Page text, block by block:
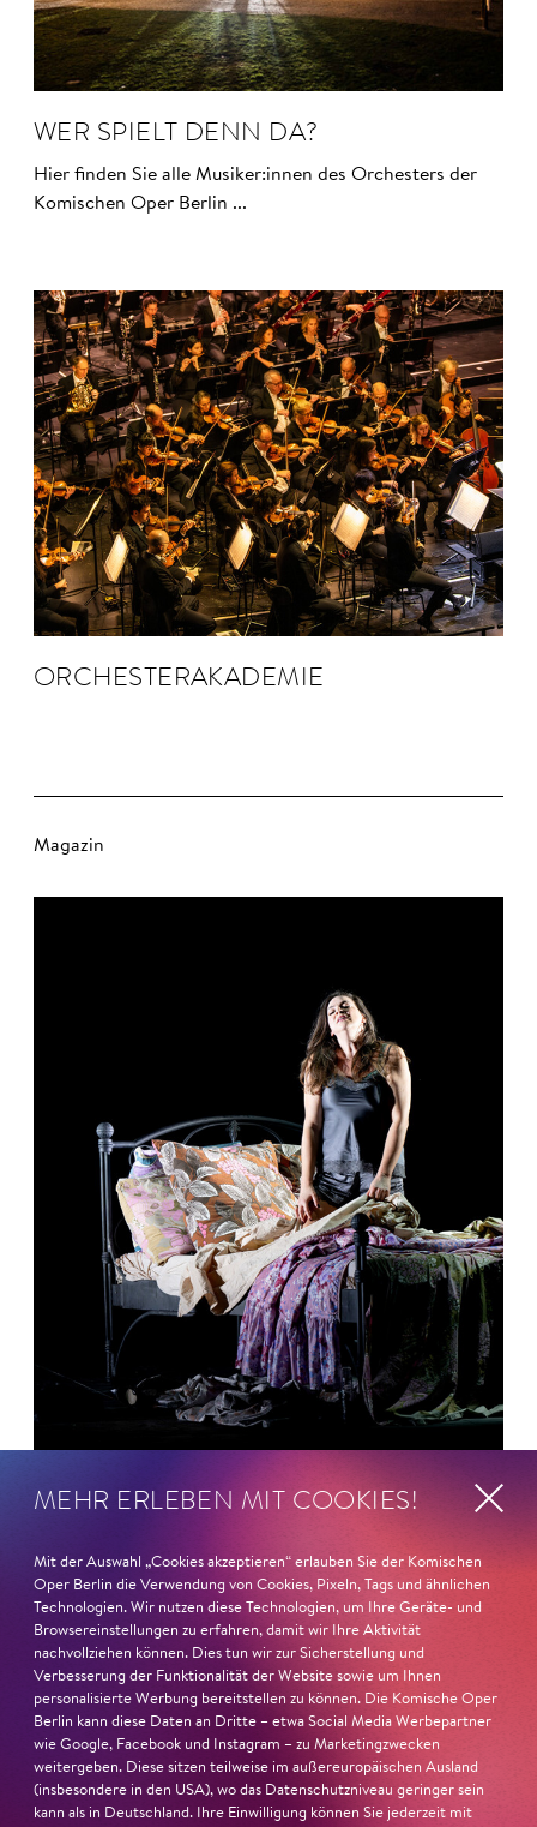
WER SPIELT DENN DA?
Hier finden Sie alle Musiker:innen des Orchesters der
Komischen Oper Berlin ...
ORCHESTER­AKADEMIE
Magazin
26. Juni 2026
Ambur Braid für DER FAUST
nominiert
Ambur Braidist für den Deutschen Theaterpreis DER
FAUST nominiert in der Kategorie »Darsteller:in
Musiktheater«. Ihr eindrucksvolles Rollendebüt als
Katerina Lwowna Ismailowa in Barrie KoskysLady
Macbeth von Mzensk sei jederzeit authentisch, ziehe das
Publikum in ihren Bann, fordere zum Miterleben und
Mitleiden heraus – niemand im Saal bliebe teilnahmslos
MEHR ERLEBEN MIT COOKIES!
Mit der Auswahl „Cookies akzeptieren“ erlauben Sie der Komischen
Oper Berlin die Verwendung von Cookies, Pixeln, Tags und ähnlichen
Technologien. Wir nutzen diese Technologien, um Ihre Geräte- und
Browsereinstellungen zu erfahren, damit wir Ihre Aktivität
nachvollziehen können. Dies tun wir zur Sicherstellung und
Verbesserung der Funktionalität der Website sowie um Ihnen
personalisierte Werbung bereitstellen zu können. Die Komische Oper
Berlin kann diese Daten an Dritte – etwa Social Media Werbepartner
wie Google, Facebook und Instagram – zu Marketingzwecken
weitergeben. Diese sitzen teilweise im außereuropäischen Ausland
(insbesondere in den USA), wo das Datenschutzniveau geringer sein
kann als in Deutschland. Ihre Einwilligung können Sie jederzeit mit